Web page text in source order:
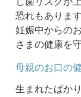
恐れもあります
妊娠中からの
さまの健康を
母親のお口の
生まれたばか